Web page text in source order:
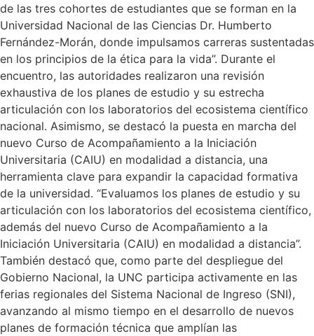
de las tres cohortes de estudiantes que se forman en la
Universidad Nacional de las Ciencias Dr. Humberto
Fernández-Morán, donde impulsamos carreras sustentadas
en los principios de la ética para la vida”. Durante el
encuentro, las autoridades realizaron una revisión
exhaustiva de los planes de estudio y su estrecha
articulación con los laboratorios del ecosistema científico
nacional. Asimismo, se destacó la puesta en marcha del
nuevo Curso de Acompañamiento a la Iniciación
Universitaria (CAIU) en modalidad a distancia, una
herramienta clave para expandir la capacidad formativa
de la universidad. “Evaluamos los planes de estudio y su
articulación con los laboratorios del ecosistema científico,
además del nuevo Curso de Acompañamiento a la
Iniciación Universitaria (CAIU) en modalidad a distancia”.
También destacó que, como parte del despliegue del
Gobierno Nacional, la UNC participa activamente en las
ferias regionales del Sistema Nacional de Ingreso (SNI),
avanzando al mismo tiempo en el desarrollo de nuevos
planes de formación técnica que amplían las